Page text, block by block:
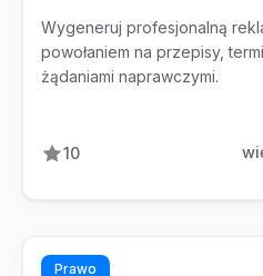
Wygeneruj profesjonalną
powołaniem na przepisy,
żądaniami naprawczymi.
10
Prawo